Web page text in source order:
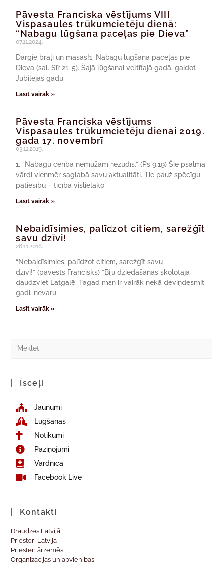
Pāvesta Franciska vēstījums VIII
Vispasaules trūkumcietēju dienā:
“Nabagu lūgšana paceļas pie Dieva”
07.11.2024.
Dārgie brāļi un māsas!1. Nabagu lūgšana paceļas pie
Dieva (sal. Sīr 21, 5). Šajā lūgšanai veltītajā gadā, gaidot
Jubilejas gadu,
Lasīt vairāk »
Pāvesta Franciska vēstījums
Vispasaules trūkumcietēju dienai 2019.
gada 17. novembrī
03.11.2019.
1. “Nabagu cerība nemūžam nezudīs.” (Ps 9:19) Šie psalma
vārdi vienmēr saglabā savu aktualitāti. Tie pauž spēcīgu
patiesību – ticība vislielāko
Lasīt vairāk »
Nebaidīsimies, palīdzot citiem, sarežģīt
savu dzīvi!
26.11.2018.
“Nebaidīsimies, palīdzot citiem, sarežģīt savu
dzīvi!” (pāvests Francisks) “Biju dziedāšanas skolotāja
daudzviet Latgalē. Tagad man ir vairāk nekā deviņdesmit
gadi, nevaru
Lasīt vairāk »
Īsceļi
Jaunumi
Lūgšanas
Notikumi
Paziņojumi
Vārdnīca
Facebook Live
Kontakti
Draudzes Latvijā
Priesteri Latvijā
Priesteri ārzemēs
Organizācijas un apvienības